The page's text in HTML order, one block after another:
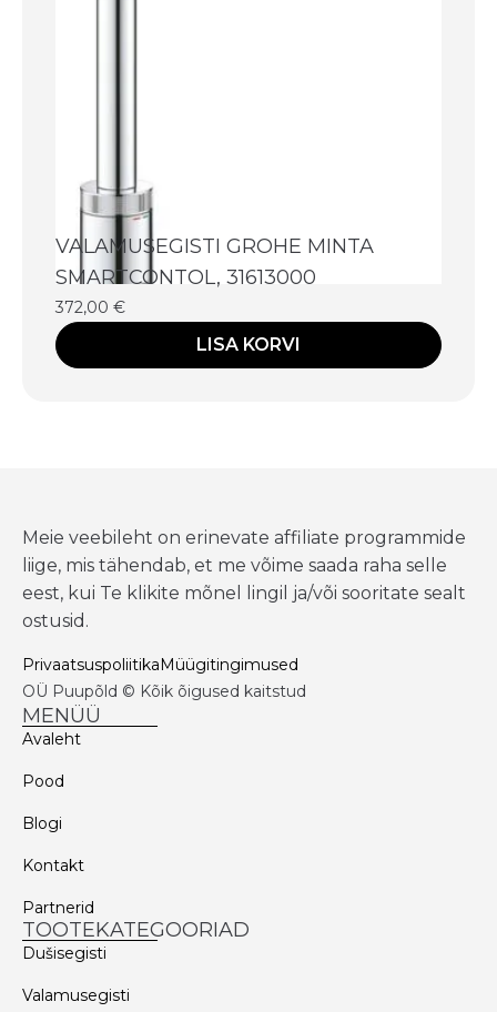
VALAMUSEGISTI GROHE MINTA
SMARTCONTOL, 31613000
372,00 €
LISA KORVI
Meie veebileht on erinevate affiliate programmide
liige, mis tähendab, et me võime saada raha selle
eest, kui Te klikite mõnel lingil ja/või sooritate sealt
ostusid.
PrivaatsuspoliitikaMüügitingimused
OÜ Puupõld © Kõik õigused kaitstud
MENÜÜ
Avaleht
Pood
Blogi
Kontakt
Partnerid
TOOTEKATEGOORIAD
Dušisegisti
Valamusegisti